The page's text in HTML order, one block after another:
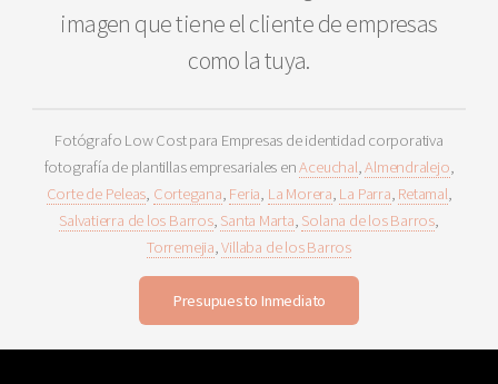
imagen que tiene el cliente de empresas
como la tuya.
Fotógrafo Low Cost para Empresas de identidad corporativa
fotografía de plantillas empresariales enAceuchal,Almendralejo,
Corte de Peleas, Cortegana, Feria, La Morera, La Parra, Retamal,
Salvatierra de los Barros, Santa Marta, Solana de los Barros,
Torremejia,Villaba de los Barros
Presupuesto Inmediato